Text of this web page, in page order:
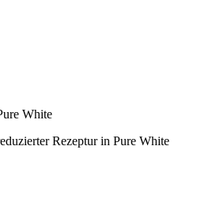
White
Rezeptur in Pure White